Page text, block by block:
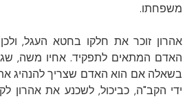
משפחתו.
אהרון זוכר את חלקו בחטא העגל,
האדם המתאים לתפקיד. אחיו משה,
בשאלה אם הוא האדם שצריך להנהיג
ידי הקב"ה, כביכול, לשכנע את אהרון